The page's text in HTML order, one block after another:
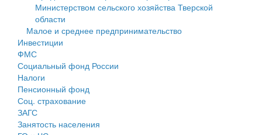
Социальная защита
Фотоальбом
Муниципальные услуги
Проекты административных регламентов
Антимонопольный комплаенс
Противодействие коррупции
Информационная поддержка субъектов малого и
среднего предпринимательства
Муниципальные программы
Контрольно-счетная палата
Персональные данные
Оценка регулирующего воздействия
Министерством сельского хозяйства Тверской
области
Малое и среднее предпринимательство
Инвестиции
ФМС
Социальный фонд России
Налоги
Пенсионный фонд
Соц. страхование
ЗАГС
Занятость населения